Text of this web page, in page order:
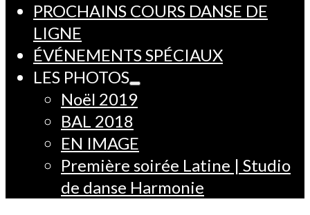
PROCHAINS COURS DANSE DE
LIGNE
ÉVÉNEMENTS SPÉCIAUX
LES PHOTOS
Noël 2019
BAL 2018
EN IMAGE
Première soirée Latine | Studio
de danse Harmonie